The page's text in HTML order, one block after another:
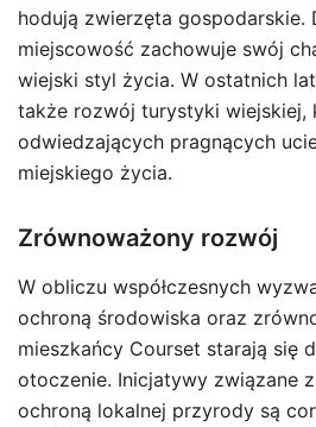
hodują zwierzęta gospodarskie.
miejscowość zachowuje swój
wiejski styl życia. W ostatnich
także rozwój turystyki wiejskiej,
odwiedzających pragnących
miejskiego życia.
Zrównoważony rozwój
W obliczu współczesnych
ochroną środowiska oraz
mieszkańcy Courset starają się
otoczenie. Inicjatywy związane
ochroną lokalnej przyrody są